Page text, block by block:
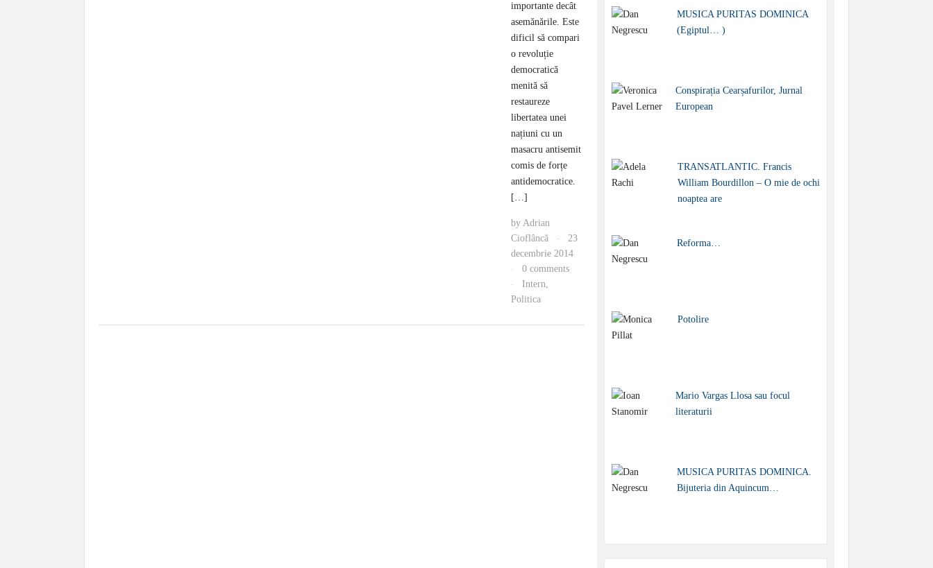
importante decât
asemănările. Este
dificil să compari
o revoluție
democratică
menită să
restaureze
libertatea unei
națiuni cu un
masacru antisemit
comis de forțe
antidemocratice.
[…]
by Adrian
Cioflâncă
·
23
decembrie 2014
· 0 comments
· Intern,
Politica
MUSICA PURITAS DOMINICA
(Egiptul… )
Conspirația Cearșafurilor, Jurnal
European
TRANSATLANTIC. Francis
William Bourdillon – O mie de ochi
noaptea are
Reforma…
Potolire
Mario Vargas Llosa sau focul
literaturii
MUSICA PURITAS DOMINICA.
Bijuteria din Aquincum…